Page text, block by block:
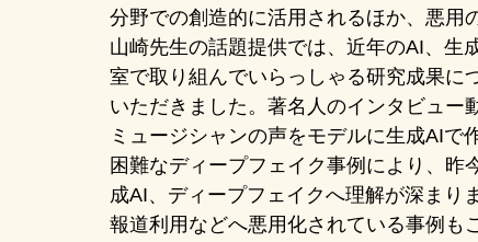
分野での創造的に活用されるほか、悪用
山崎先生の話題提供では、近年のAI、生
室で取り組んでいらっしゃる研究成果に
いただきました。著名人のインタビュー
ミュージシャンの声をモデルに生成AIで
困難なディープフェイク事例により、昨
成AI、ディープフェイクへ理解が深まり
報道利用などへ悪用化されている事例も